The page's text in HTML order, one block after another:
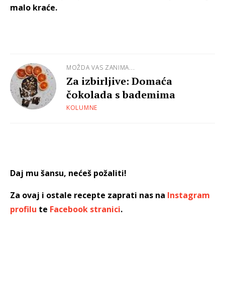
malo kraće.
MOŽDA VAS ZANIMA...
Za izbirljive: Domaća
čokolada s bademima
KOLUMNE
Daj mu šansu, nećeš požaliti!
Za ovaj i ostale recepte zaprati nas na Instagram
profilu te Facebook stranici.